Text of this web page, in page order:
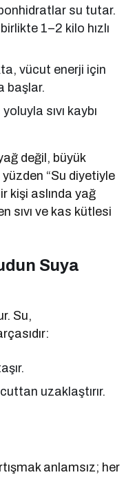
su tutar.
1–2 kilo hızlı
vücut enerji için
başlar.
sıvı kaybı
değil, büyük
yüzden “Su diyetiyle
kişi aslında yağ
sıvı ve kas kütlesi
Suya
Su,
uzaklaştırır.
anlamsız; her